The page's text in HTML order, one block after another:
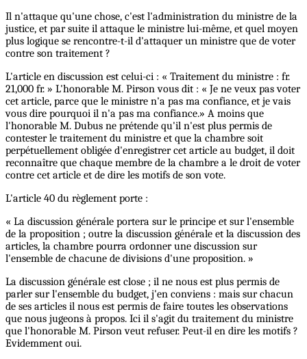
Il n'attaque qu'une chose, c'est l'administration du ministre de la
justice, et par suite il attaque le ministre lui-même, et quel moyen
plus logique se rencontre-t-il d'attaquer un ministre que de voter
contre son traitement ?
L'article en discussion est celui-ci : « Traitement du ministre : fr.
21,000 fr. » L'honorable M. Pirson vous dit : « Je ne veux pas voter
cet article, parce que le ministre n'a pas ma confiance, et je vais
vous dire pourquoi il n'a pas ma confiance.» A moins que
l'honorable M. Dubus ne prétende qu'il n'est plus permis de
contester le traitement du ministre et que la chambre soit
perpétuellement obligée d'enregistrer cet article au budget, il doit
reconnaître que chaque membre de la chambre a le droit de voter
contre cet article et de dire les motifs de son vote.
L'article 40 du règlement porte :
« La discussion générale portera sur le principe et sur l'ensemble
de la proposition ; outre la discussion générale et la discussion des
articles, la chambre pourra ordonner une discussion sur
l'ensemble de chacune de divisions d'une proposition. »
La discussion générale est close ; il ne nous est plus permis de
parler sur l'ensemble du budget, j'en conviens : mais sur chacun
de ses articles il nous est permis de faire toutes les observations
que nous jugeons à propos. Ici il s'agit du traitement du ministre
que l'honorable M. Pirson veut refuser. Peut-il en dire les motifs ?
Evidemment oui.